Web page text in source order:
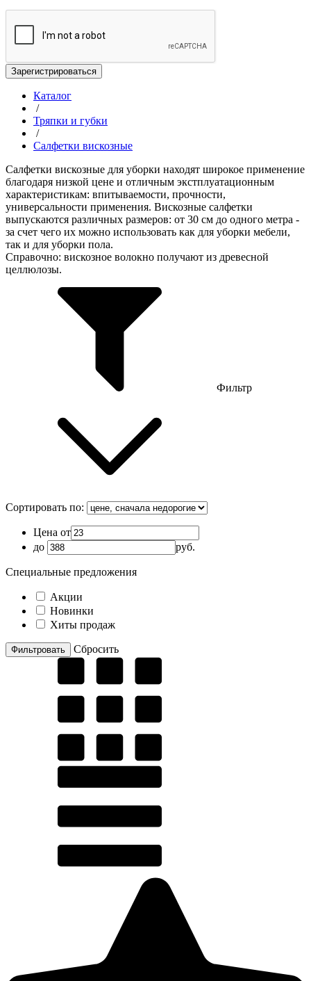
Зарегистрироваться
Каталог
/
Тряпки и губки
/
Салфетки вискозные
Салфетки вискозные для уборки находят широкое применение
благодаря низкой цене и отличным экстплуатационным
характеристикам: впитываемости, прочности,
универсальности применения. Вискозные салфетки
выпускаются различных размеров: от 30 см до одного метра -
за счет чего их можно использовать как для уборки мебели,
так и для уборки пола.
Справочно: вискозное волокно получают из древесной
целлюлозы.
Фильтр
Сортировать по:
Цена от
до
руб.
Специальные предложения
Акции
Новинки
Хиты продаж
Cбросить